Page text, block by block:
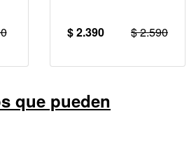
$ 2.390 $ 2.590
que pueden